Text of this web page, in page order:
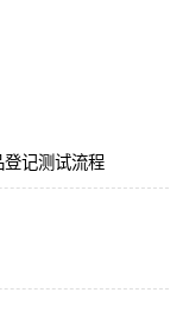
记测试流程